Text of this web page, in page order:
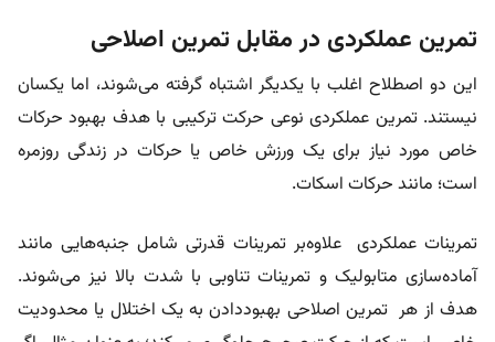
تمرین عملکردی در مقابل تمرین اصلاحی
این دو اصطلاح اغلب با یکدیگر اشتباه گرفته می‌شوند، اما یکسان
نیستند. تمرین عملکردی نوعی حرکت ترکیبی با هدف بهبود حرکات
خاص مورد نیاز برای یک ورزش خاص یا حرکات در زندگی روزمره
است؛ مانند حرکات اسکات.
تمرینات عملکردی علاوه‌بر تمرینات قدرتی شامل جنبه‌هایی مانند
آماده‌سازی متابولیک و تمرینات تناوبی با شدت بالا نیز می‌شوند.
هدف از هر تمرین اصلاحی بهبوددادن به یک اختلال یا محدودیت